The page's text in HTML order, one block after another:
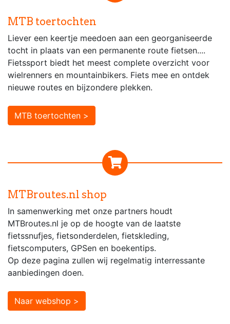
MTB toertochten
Liever een keertje meedoen aan een georganiseerde
tocht in plaats van een permanente route fietsen....
Fietssport biedt het meest complete overzicht voor
wielrenners en mountainbikers. Fiets mee en ontdek
nieuwe routes en bijzondere plekken.
MTB toertochten >
MTBroutes.nl shop
In samenwerking met onze partners houdt
MTBroutes.nl je op de hoogte van de laatste
fietssnufjes, fietsonderdelen, fietskleding,
fietscomputers, GPSen en boekentips.
Op deze pagina zullen wij regelmatig interressante
aanbiedingen doen.
Naar webshop >